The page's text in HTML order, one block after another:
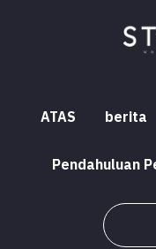
ATAS berita
Pendahuluan